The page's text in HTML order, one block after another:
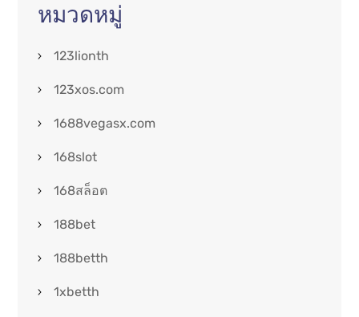
หมวดหมู่
123lionth
123xos.com
1688vegasx.com
168slot
168สล็อต
188bet
188betth
1xbetth